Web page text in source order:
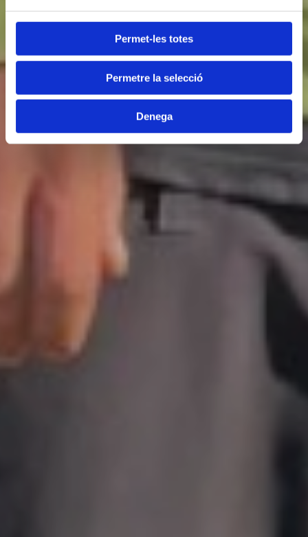
Permet-les totes
Permetre la selecció
Denega